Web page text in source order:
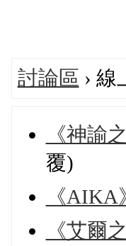
討論區 ›
《神諭
覆)
《
《艾爾